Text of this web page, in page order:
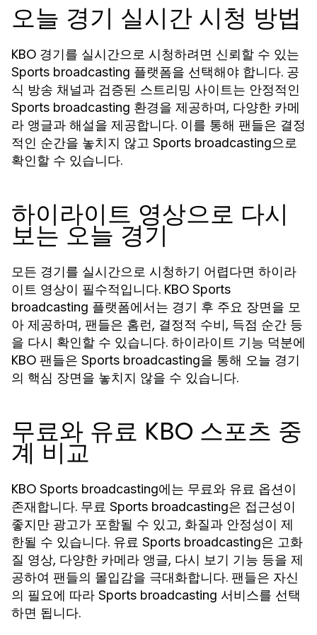
오늘 경기 실시간 시청 방법
KBO 경기를 실시간으로 시청하려면 신뢰할 수 있는
Sports broadcasting 플랫폼을 선택해야 합니다. 공
식 방송 채널과 검증된 스트리밍 사이트는 안정적인
Sports broadcasting 환경을 제공하며, 다양한 카메
라 앵글과 해설을 제공합니다. 이를 통해 팬들은 결정
적인 순간을 놓치지 않고 Sports broadcasting으로
확인할 수 있습니다.
하이라이트 영상으로 다시
보는 오늘 경기
모든 경기를 실시간으로 시청하기 어렵다면 하이라
이트 영상이 필수적입니다. KBO Sports
broadcasting 플랫폼에서는 경기 후 주요 장면을 모
아 제공하며, 팬들은 홈런, 결정적 수비, 득점 순간 등
을 다시 확인할 수 있습니다. 하이라이트 기능 덕분에
KBO 팬들은 Sports broadcasting을 통해 오늘 경기
의 핵심 장면을 놓치지 않을 수 있습니다.
무료와 유료 KBO 스포츠 중
계 비교
KBO Sports broadcasting에는 무료와 유료 옵션이
존재합니다. 무료 Sports broadcasting은 접근성이
좋지만 광고가 포함될 수 있고, 화질과 안정성이 제
한될 수 있습니다. 유료 Sports broadcasting은 고화
질 영상, 다양한 카메라 앵글, 다시 보기 기능 등을 제
공하여 팬들의 몰입감을 극대화합니다. 팬들은 자신
의 필요에 따라 Sports broadcasting 서비스를 선택
하면 됩니다.